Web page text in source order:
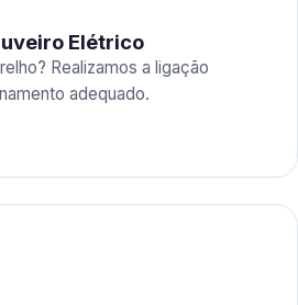
Elétrico
Realizamos a ligação
adequado.